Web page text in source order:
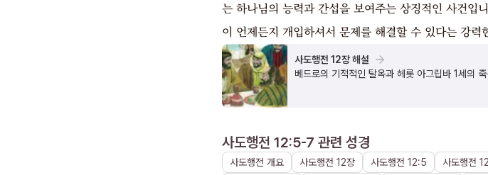
는 하나님의 능력과 간섭을 보여주는 상징적인 사건입
이 언제든지 개입하셔서 문제를 해결할 수 있다는 강력
사도행전 12장 해설
베드로의 기적적인 탈옥과 헤롯 아그립바 1세의
사도행전 12:5-7 관련 성경
사도행전 개요 사도행전 12장 사도행전 12:5 사도행전 12